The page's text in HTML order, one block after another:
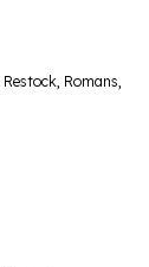
Restock, Romans,